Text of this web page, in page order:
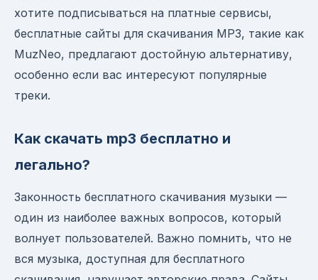
хотите подписываться на платные сервисы,
бесплатные сайты для скачивания MP3, такие как
MuzNeo, предлагают достойную альтернативу,
особенно если вас интересуют популярные
треки.
Как скачать mp3 бесплатно и
легально?
Законность бесплатного скачивания музыки —
один из наиболее важных вопросов, который
волнует пользователей. Важно помнить, что не
вся музыка, доступная для бесплатного